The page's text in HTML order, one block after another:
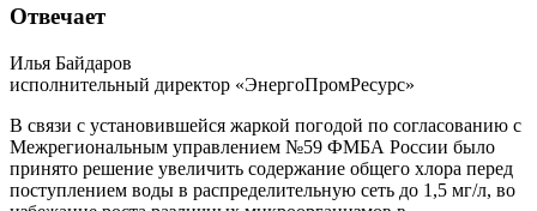
Отвечает
Илья Байдаров
исполнительный директор «ЭнергоПромРесурс»
В связи с установившейся жаркой погодой по согласованию с
Межрегиональным управлением №59 ФМБА России было
принято решение увеличить содержание общего хлора перед
поступлением воды в распределительную сеть до 1,5 мг/л, во